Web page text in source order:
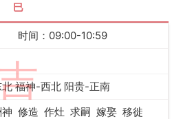
巳
时间：09:00-10:59
福神-西北 阳贵-正南
修造 作灶 求嗣 嫁娶 移徙